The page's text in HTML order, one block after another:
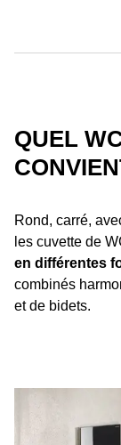
QUEL
Rond, carré,
les cuvette de
en différentes
combinés
et de bidets.